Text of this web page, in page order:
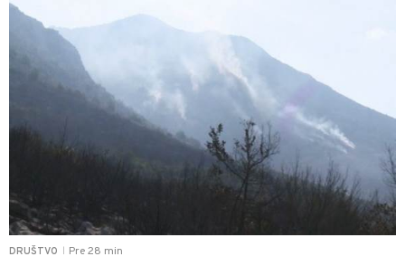
DRUŠTVO Pre 28 min